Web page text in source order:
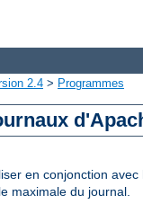
2.4 > Programmes
en conjonction
maximale du journal.